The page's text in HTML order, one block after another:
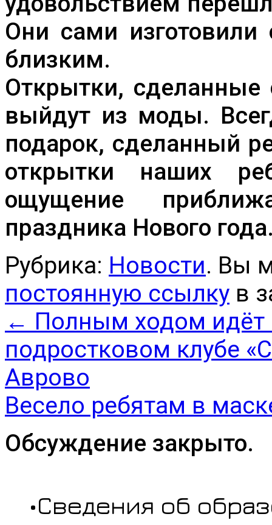
Они сами
близким.
Открытки, сделанные
выйдут из моды.
подарок, сделанный
открытки наших
ощущение
праздника Нового
Рубрика: Новости. Вы
постоянную ссылку в
← Полным ходом идёт
подростковом клубе
Аврово
Весело ребятам в
Обсуждение закрыто.
•Сведения об